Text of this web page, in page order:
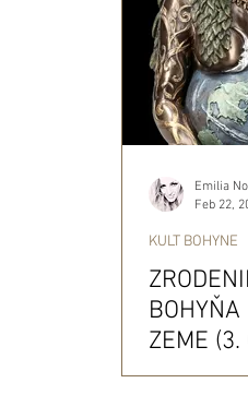
Emilia
Feb 22,
KULT BOHYNE
ZEME (3.